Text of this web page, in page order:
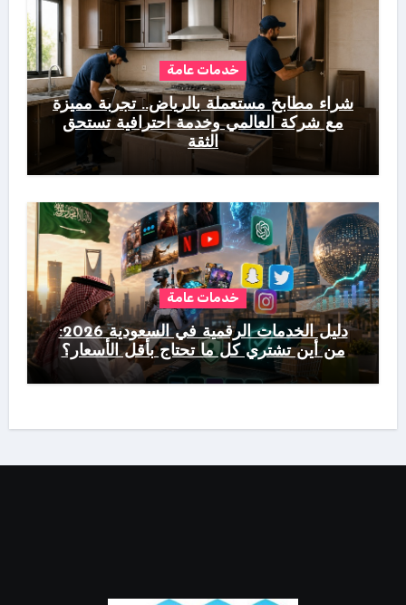
خدمات عامة
شراء مطابخ مستعملة بالرياض.. تجربة مميزة
مع شركة العالمي وخدمة احترافية تستحق
الثقة
خدمات عامة
دليل الخدمات الرقمية في السعودية 2026:
من أين تشتري كل ما تحتاج بأقل الأسعار؟